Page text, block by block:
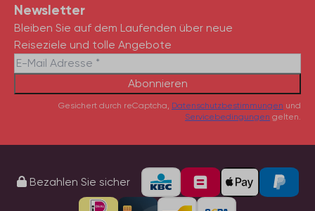
Newsletter
Bleiben Sie auf dem Laufenden über neue
Reiseziele und tolle Angebote
Abonnieren
Gesichert durch reCaptcha, Datenschutzbestimmungen und
Servicebedingungen gelten.
Bezahlen Sie sicher